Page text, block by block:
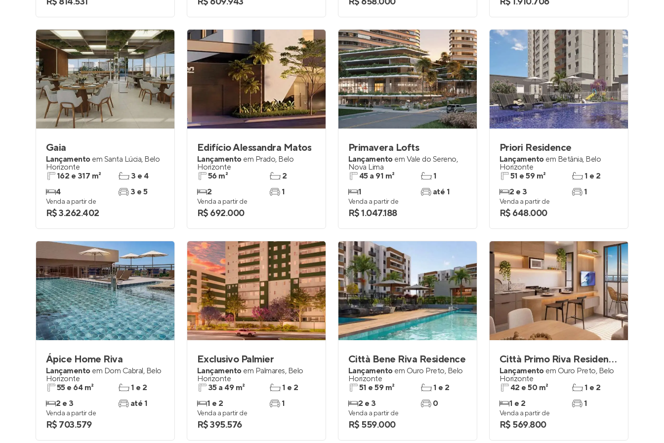
Gaia
Lançamento em Santa Lúcia, Belo
Horizonte
162 e 317 m²
4
3 e 4
3 e 5
Venda a partir de
R$ 3.262.402
Edifício Alessandra Matos
Lançamento em Prado, Belo
Horizonte
56 m²
2
2
1
Venda a partir de
R$ 692.000
Primavera Lofts
Lançamento em Vale do Sereno,
Nova Lima
45 a 91 m²
1
1
até 1
Venda a partir de
R$ 1.047.188
Priori Residence
Lançamento em Betânia, Belo
Horizonte
51 e 59 m²
2 e 3
1 e 2
1
Venda a partir de
R$ 648.000
Ápice Home Riva
Lançamento em Dom Cabral, Belo
Horizonte
55 e 64 m²
2 e 3
1 e 2
até 1
Venda a partir de
R$ 703.579
Exclusivo Palmier
Lançamento em Palmares, Belo
Horizonte
35 a 49 m²
1 e 2
1 e 2
1
Venda a partir de
R$ 395.576
Città Bene Riva Residence
Lançamento em Ouro Preto, Belo
Horizonte
51 e 59 m²
2 e 3
1 e 2
0
Venda a partir de
R$ 559.000
Città Primo Riva Residence
Lançamento em Ouro Preto, Belo
Horizonte
42 e 50 m²
1 e 2
1 e 2
1
Venda a partir de
R$ 569.800